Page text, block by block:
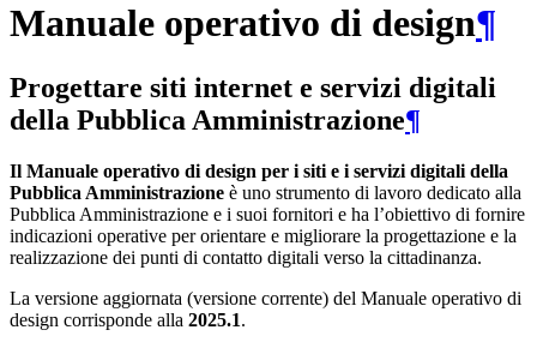
Manuale operativo di design¶
Progettare siti internet e servizi digitali
della Pubblica Amministrazione¶
Il Manuale operativo di design per i siti e i servizi digitali della
Pubblica Amministrazione è uno strumento di lavoro dedicato alla
Pubblica Amministrazione e i suoi fornitori e ha l’obiettivo di fornire
indicazioni operative per orientare e migliorare la progettazione e la
realizzazione dei punti di contatto digitali verso la cittadinanza.
La versione aggiornata (versione corrente) del Manuale operativo di
design corrisponde alla 2025.1.